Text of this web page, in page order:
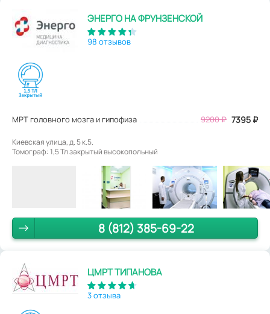
ЭНЕРГО НА ФРУНЗЕНСКОЙ
98 отзывов
МРТ головного мозга и гипофиза 9200₽ 7395 ₽
Киевская улица, д. 5 к.5.
Томограф: 1,5 Тл закрытый высокопольный
8 (812) 385-69-22
ЦМРТ ТИПАНОВА
3 отзыва